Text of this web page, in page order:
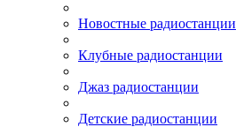
Новостные радиостанции
Клубные радиостанции
Джаз радиостанции
Детские радиостанции